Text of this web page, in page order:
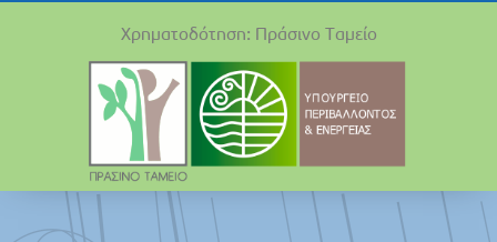
Χρηματοδότηση: Πράσινο Ταμείο